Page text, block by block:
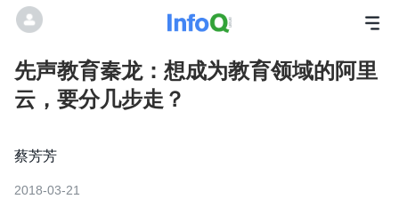
先声教育秦龙：想成为教育领域的阿里
云，要分几步走？
蔡芳芳
2018-03-21